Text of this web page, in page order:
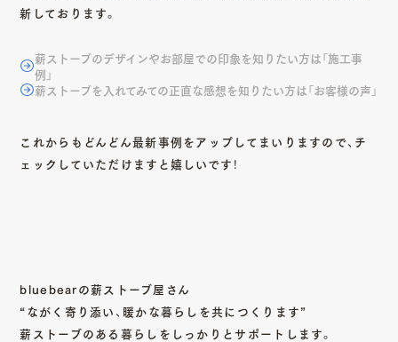
新しております。
薪ストーブのデザインやお部屋での印象を知りたい方は「施工事
例」
薪ストーブを入れてみての正直な感想を知りたい方は「お客様の声」
これからもどんどん最新事例をアップしてまいりますので、チ
ェックしていただけますと嬉しいです！
bluebearの薪ストーブ屋さん
“ながく寄り添い、暖かな暮らしを共につくります”
薪ストーブのある暮らしをしっかりとサポートします。